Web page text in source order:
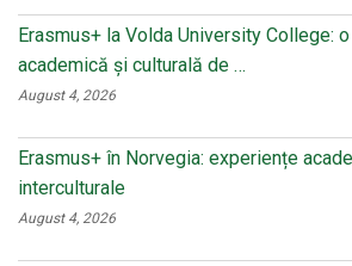
Erasmus+ la Volda University College:
academică și culturală de …
August 4, 2026
Erasmus+ în Norvegia: experiențe
interculturale
August 4, 2026